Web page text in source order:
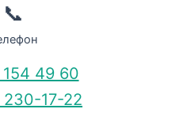
📞
154 49 60
17-22